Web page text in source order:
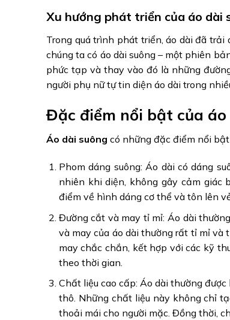
Xu hướng phát triển của áo dài
Trong quá trình phát triển, áo dài đã trải
chúng ta có áo dài suông – một phiên
phức tạp và thay vào đó là những
người phụ nữ tự tin diện áo dài trong
Đặc điểm nổi bật của
Áo dài suông có những đặc điểm nổi bật
Phom dáng suông: Áo dài có dáng
nhiên khi diện, không gây cảm giác
điểm về hình dáng cơ thể và tôn lên
Đường cắt và may tỉ mỉ: Áo dài
và may của áo dài thường rất tỉ mỉ
may chắc chắn, kết hợp với các kỹ
theo thời gian.
Chất liệu cao cấp: Áo dài thường
thô. Những chất liệu này không chỉ
thoải mái cho người mặc. Đồng thời,